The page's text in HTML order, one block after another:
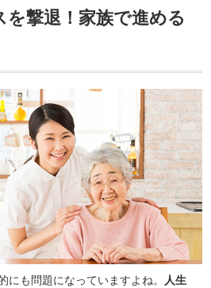
撃退！家族で進める
にも問題になっていますよね。
人生